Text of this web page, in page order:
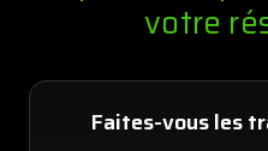
votre
Faites-vous les